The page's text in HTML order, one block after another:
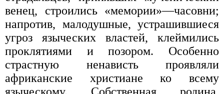
венец, строились «мемории»—часовни;
напротив, малодушные, устрашившиеся
угроз языческих властей, клеймились
проклятиями и позором. Особенно
страстную ненависть проявляли
африканские христиане ко всему